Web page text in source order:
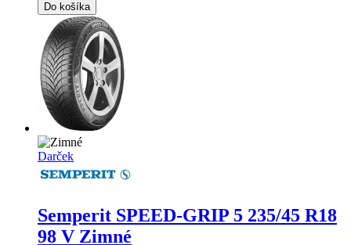
Do košíka
Darček
Semperit SPEED-GRIP 5 235/45 R18
98 V Zimné